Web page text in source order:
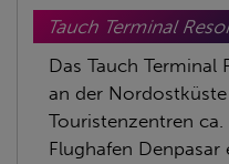
Tauch Terminal
Das Tauch Terminal
an der
Touristenzentren
Flughafen